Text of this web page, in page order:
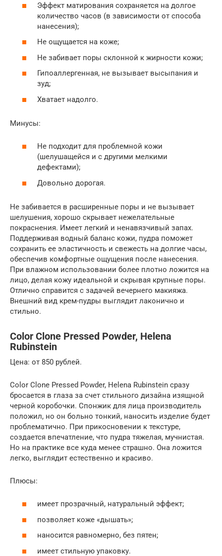
Эффект матирования сохраняется на долгое
количество часов (в зависимости от способа
нанесения);
Не ощущается на коже;
Не забивает поры склонной к жирности кожи;
Гипоаллергенная, не вызывает высыпания и
зуд;
Хватает надолго.
Минусы:
Не подходит для проблемной кожи
(шелушащейся и с другими мелкими
дефектами);
Довольно дорогая.
Не забивается в расширенные поры и не вызывает
шелушения, хорошо скрывает нежелательные
покраснения. Имеет легкий и ненавязчивый запах.
Поддерживая водный баланс кожи, пудра поможет
сохранить ее эластичность и свежесть на долгие часы,
обеспечив комфортные ощущения после нанесения.
При влажном использовании более плотно ложится на
лицо, делая кожу идеальной и скрывая крупные поры.
Отлично справится с задачей вечернего макияжа.
Внешний вид крем-пудры выглядит лаконично и
стильно.
Color Clone Pressed Powder, Helena
Rubinstein
Цена: от 850 рублей.
Color Clone Pressed Powder, Helena Rubinstein сразу
бросается в глаза за счет стильного дизайна изящной
черной коробочки. Спонжик для лица производитель
положил, но он больно тонкий, наносить изделие будет
проблематично. При прикосновении к текстуре,
создается впечатление, что пудра тяжелая, мучнистая.
Но на практике все куда менее страшно. Она ложится
легко, выглядит естественно и красиво.
Плюсы:
имеет прозрачный, натуральный эффект;
позволяет коже «дышать»;
наносится равномерно, без пятен;
имеет стильную упаковку.